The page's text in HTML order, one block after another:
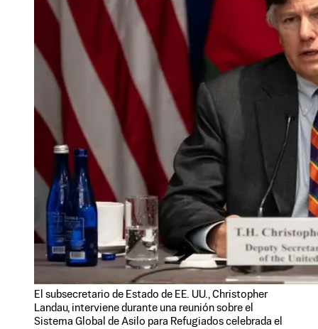
El subsecretario de Estado de EE. UU., Christopher
Landau, interviene durante una reunión sobre el
Sistema Global de Asilo para Refugiados celebrada el